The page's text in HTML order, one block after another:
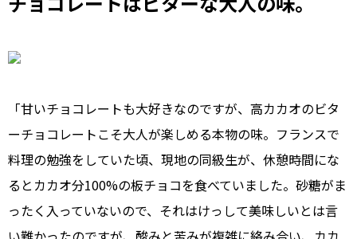
「甘いチョコレートも大好きなのですが、高カカオのビタ
ーチョコレートこそ大人が楽しめる本物の味。フランスで
料理の勉強をしていた頃、現地の同級生が、休憩時間にな
るとカカオ分100%の板チョコを食べていました。砂糖がま
ったく入っていないので、それはけっして美味しいとは言